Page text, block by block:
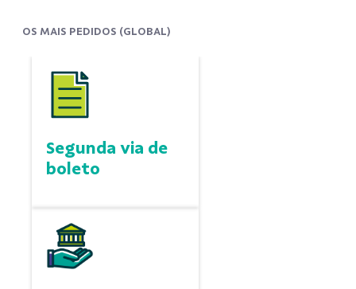
OS MAIS PEDIDOS (GLOBAL)
Segunda via de
boleto